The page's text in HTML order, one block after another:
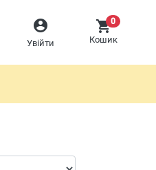

Увійти
0
Кошик